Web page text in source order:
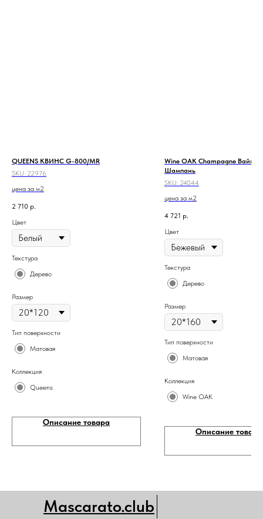
QUEENS КВИНС G-800/MR
SKU: 22976
цена за м2
2 710 р.
Цвет
Текстура
Дерево
Размер
Тип поверхности
Матовая
Коллекция
Queens
Описание товара
Wine OAK Champagne Вайн
Шампань
SKU: 24044
цена за м2
4 721 р.
Цвет
Текстура
Дерево
Размер
Тип поверхности
Матовая
Коллекция
Wine OAK
Описание товара
Mascarato.club